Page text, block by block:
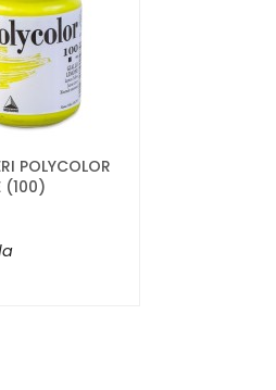
POLYCOLOR
(100)